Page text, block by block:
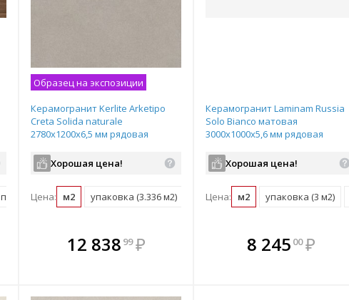
поддон (60 м2)
В комплекте
всегда выгоднее!
Образец на экспозиции
Керамогранит Kerlite Arketipo
Creta Solida naturale
2780х1200х6,5 мм рядовая
Хорошая цена!
Цена: м2 упаковка (3.336 м2)
12 838 99 ₽
В комплекте
всегда выгоднее!
Керамогранит Laminam Russia
Solo Bianco матовая
3000х1000х5,6 мм рядовая
Хорошая цена!
Цена: м2 упаковка (3 м2)
В комплекте
всегда выгоднее!
8 245 00 ₽
В комплекте
всегда выгоднее!